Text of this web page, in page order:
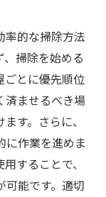
率的な掃除方法
掃除を始める
ごとに優先順位
済ませるべき場
す。さらに、
に作業を進めま
することで、
可能です。適切